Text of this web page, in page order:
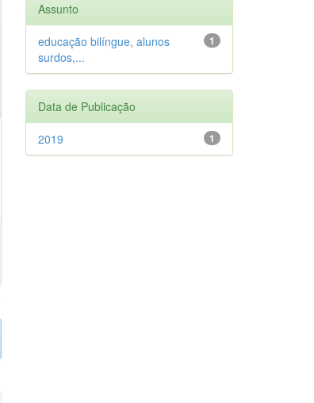
Assunto
1
educação bilíngue, alunos
surdos,...
Data de Publicação
1
2019